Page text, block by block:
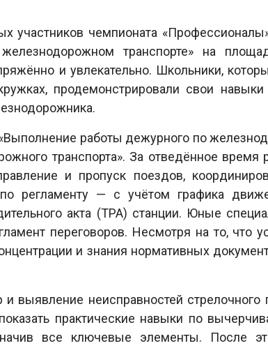
чемпионата
транспорте» на
и увлекательно. Школьники,
продемонстрировали свои
работы дежурного по
транспорта». За отведённое время
и пропуск поездов,
регламенту — с учётом графика
акта (ТРА) станции. Юные
переговоров. Несмотря на то, что
и знания нормативных
неисправностей стрелочного
практические навыки по
все ключевые элементы. После